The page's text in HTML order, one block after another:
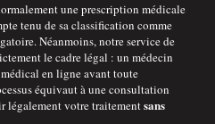
une prescription médicale
tenu de sa classification comme
Néanmoins, notre service de
le cadre légal : un médecin
en ligne avant toute
équivaut à une consultation
légalement votre traitementsans